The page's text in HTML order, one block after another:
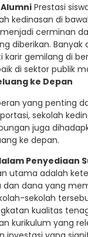
Prestasi
kedinasan di
cerminan
diberikan.
karir gemilang di
di sektor publik
ke Depan
yang penting
sekolah
juga
ke depan.
Penyediaan
utama adalah
dan dana yang
sekolah
kualitas
kurikulum yang